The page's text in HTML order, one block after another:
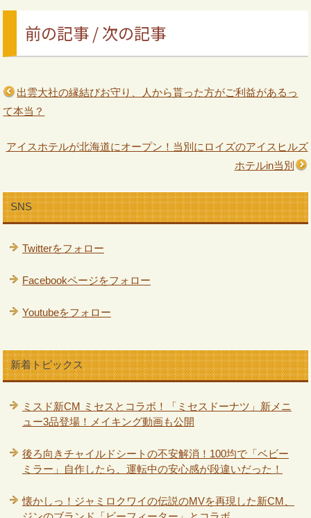
前の記事 / 次の記事
出雲大社の縁結びお守り、人から貰った方がご利益があるっ
て本当？
アイスホテルが北海道にオープン！当別にロイズのアイスヒルズ
ホテルin当別
SNS
Twitterをフォロー
Facebookページをフォロー
Youtubeをフォロー
新着トピックス
ミスド新CM ミセスとコラボ！「ミセスドーナツ」新メニ
ュー3品登場！メイキング動画も公開
後ろ向きチャイルドシートの不安解消！100均で「ベビー
ミラー」自作したら、運転中の安心感が段違いだった！
懐かしっ！ジャミロクワイの伝説のMVを再現した新CM、